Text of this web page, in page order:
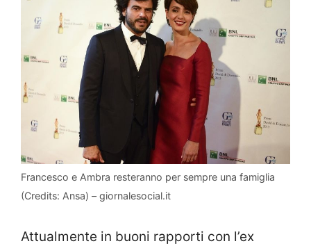
Francesco e Ambra resteranno per sempre una famiglia
(Credits: Ansa) – giornalesocial.it
Attualmente in buoni rapporti con l’ex